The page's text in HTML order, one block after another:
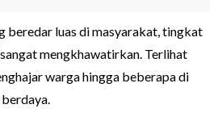
beredar luas di masyarakat, tingkat
mengkhawatirkan. Terlihat
warga hingga beberapa di